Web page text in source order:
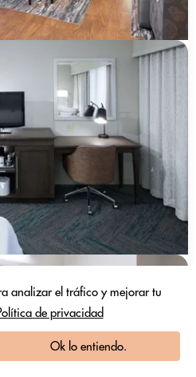
analizar el tráfico y mejorar tu
de privacidad
Ok lo entiendo.